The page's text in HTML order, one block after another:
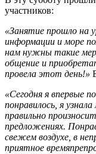
участников:
«Занятие прошло на
информации и море
нам нужны такие
общение и
провела этот день!»
«Сегодня я впервые
понравилось, я
правильно
предложениях.
свежем воздухе, в
приятное